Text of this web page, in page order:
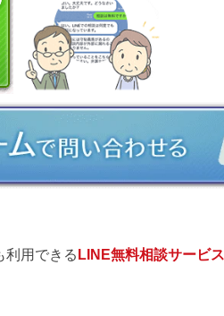
利用できるLINE無料相談サービス